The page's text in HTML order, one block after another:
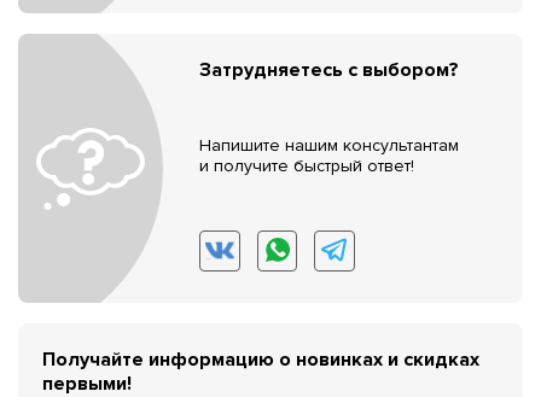
Затрудняетесь с выбором?
Напишите нашим консультантам
и получите быстрый ответ!
Получайте информацию о новинках и скидках
первыми!